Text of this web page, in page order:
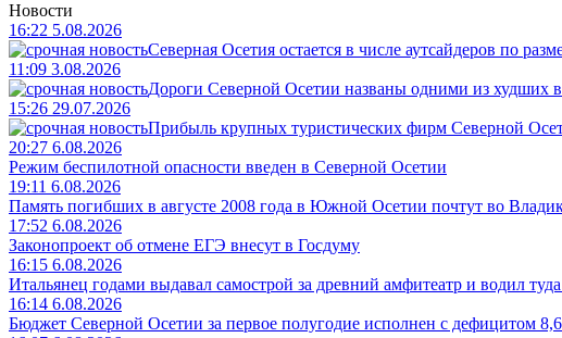
Новости
16:22 5.08.2026
Северная Осетия остается в числе аутсайдеров по
11:09 3.08.2026
Дороги Северной Осетии названы одними из
15:26 29.07.2026
Прибыль крупных туристических фирм Северной
20:27 6.08.2026
Режим беспилотной опасности введен в Северной Осетии
19:11 6.08.2026
Память погибших в августе 2008 года в Южной Осетии почтут во
17:52 6.08.2026
Законопроект об отмене ЕГЭ внесут в Госдуму
16:15 6.08.2026
Итальянец годами выдавал самострой за древний амфитеатр и водил
16:14 6.08.2026
Бюджет Северной Осетии за первое полугодие исполнен с дефицитом